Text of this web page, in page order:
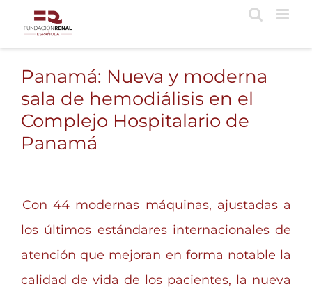
contenido
Panamá: Nueva y moderna
sala de hemodiálisis en el
Complejo Hospitalario de
Panamá
Con 44 modernas máquinas, ajustadas a
los últimos estándares internacionales de
atención que mejoran en forma notable la
calidad de vida de los pacientes, la nueva